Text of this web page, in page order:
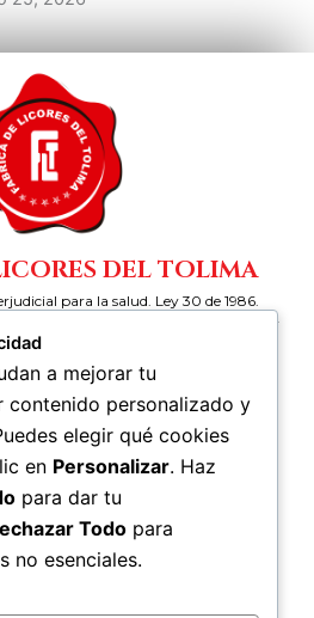
DEL TOLIMA
para la salud. Ley 30 de 1986.
embriagantes a menores de edad y
embarazadas.
El Arado Ibagué (Tolima) –
PARA ATENCIÓN AL PÚBLICO
JUDICIALES
a mejorar tu
contenido personalizado y
elegir qué cookies
en Personalizar. Haz
para dar tu
Todo para
no esenciales.